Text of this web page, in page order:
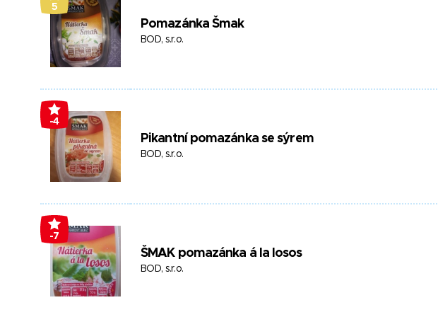
5
Pomazánka Šmak
BOD, s.r.o.
-4
Pikantní pomazánka se sýrem
BOD, s.r.o.
-7
ŠMAK pomazánka á la losos
BOD, s.r.o.